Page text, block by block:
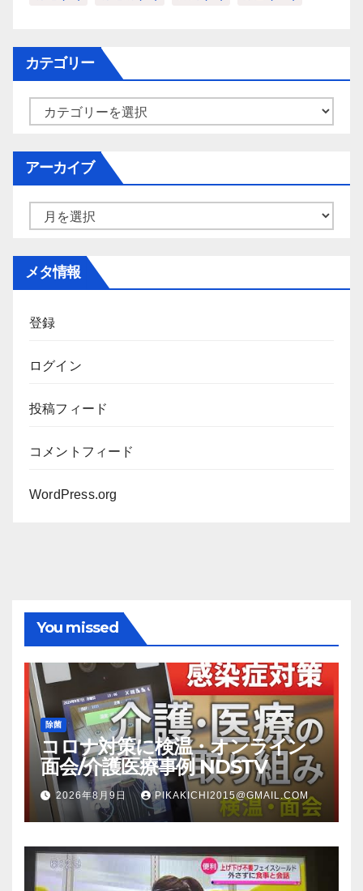
カテゴリー
ー
アーカイブ
メタ情報
登録
ログイン
投稿フィード
コメントフィード
WordPress.org
You missed
除菌
コロナ対策に検温・オンライン
面会/介護医療事例 NDSTV
2026年8月9日 PIKAKICHI2015@GMAIL.COM